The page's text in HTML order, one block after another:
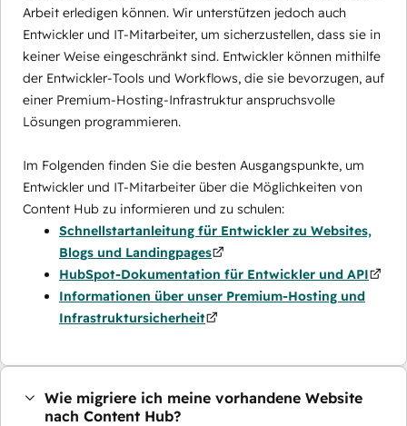
Arbeit erledigen können. Wir unterstützen jedoch auch
Entwickler und IT-Mitarbeiter, um sicherzustellen, dass sie in
keiner Weise eingeschränkt sind. Entwickler können mithilfe
der Entwickler-Tools und Workflows, die sie bevorzugen, auf
einer Premium-Hosting-Infrastruktur anspruchsvolle
Lösungen programmieren.
Im Folgenden finden Sie die besten Ausgangspunkte, um
Entwickler und IT-Mitarbeiter über die Möglichkeiten von
Content Hub zu informieren und zu schulen:
Schnellstartanleitung für Entwickler zu Websites,
Blogs und Landingpages
HubSpot-Dokumentation für Entwickler und API
Informationen über unser Premium-Hosting und
Infrastruktursicherheit
Wie migriere ich meine vorhandene Website
nach Content Hub?